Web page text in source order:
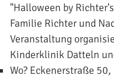
"Halloween by
Familie Richter und
Veranstaltung
Kinderklinik Datteln
Wo? Eckenerstraße